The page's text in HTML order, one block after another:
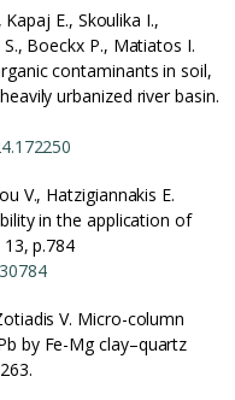
E., Skoulika I.,
Boeckx P., Matiatos I.
contaminants in soil,
urbanized river basin.
V., Hatzigiannakis E.
in the application of
p.784
V. Micro-column
by Fe-Mg clay–quartz